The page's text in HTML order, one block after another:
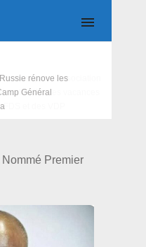
rénove les
Général
Premier